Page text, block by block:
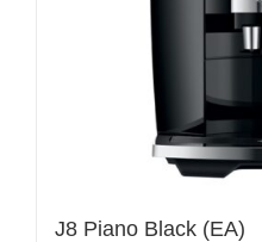
J8 Piano Black (EA)